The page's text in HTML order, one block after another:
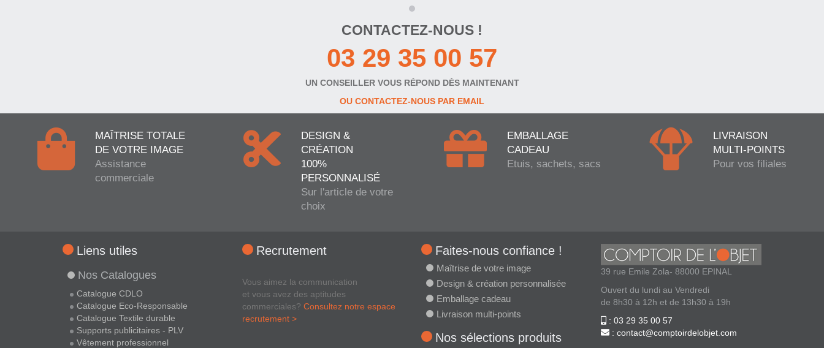
CONTACTEZ-NOUS !
03 29 35 00 57
UN CONSEILLER VOUS RÉPOND DÈS MAINTENANT
OU CONTACTEZ-NOUS PAR EMAIL
MAÎTRISE TOTALE
DE VOTRE IMAGE
Assistance
commerciale
DESIGN &
CRÉATION
100%
PERSONNALISÉ
Sur l'article de votre
choix
EMBALLAGE
CADEAU
Etuis, sachets, sacs
LIVRAISON
MULTI-POINTS
Pour vos filiales
Liens utiles
Nos Catalogues
Catalogue CDLO
Catalogue Eco-Responsable
Catalogue Textile durable
Supports publicitaires - PLV
Vêtement professionnel
Recrutement
Vous aimez la communication
et vous avez des aptitudes
commerciales? Consultez notre espace
recrutement >
Faites-nous confiance !
Maîtrise de votre image
Design & création personnalisée
Emballage cadeau
Livraison multi-points
Nos sélections produits
39 rue Emile Zola- 88000 EPINAL
Ouvert du lundi au Vendredi
de 8h30 à 12h et de 13h30 à 19h
: 03 29 35 00 57
: contact@comptoirdelobjet.com